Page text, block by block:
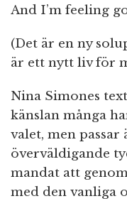
And I’m feeling
(Det är en ny
är ett nytt liv för
Nina Simones
känslan många
valet, men passar
överväldigande
mandat att
med den vanliga